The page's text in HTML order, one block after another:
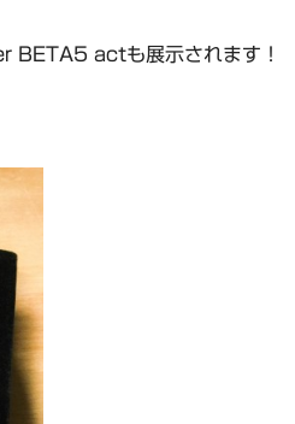
BETA5 actも展示されます！